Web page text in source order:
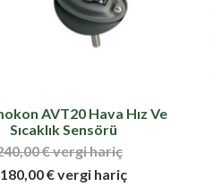
AVT20 Hava Hız Ve
Sıcaklık Sensörü
€ vergi hariç
180,00 € vergi hariç